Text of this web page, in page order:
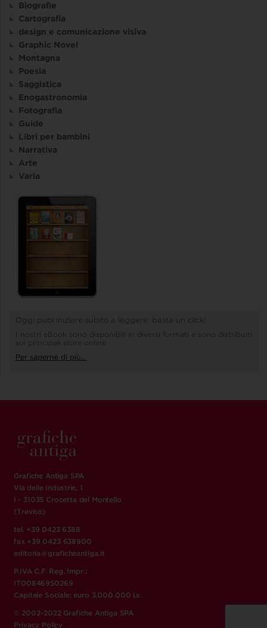
Biografie
Cartografia
design e comunicazione visiva
Graphic Novel
Montagna
Poesia
Saggistica
Enogastronomia
Fotografia
Guide
Libri per bambini
Narrativa
Arte
Varia
Oggi puoi iniziare subito a leggere: basta un click!
I nostri eBook sono disponibili in diversi formati e sono distribuiti
sui principali store online
Per saperne di più...
Grafiche Antiga SPA
Via delle Industrie, 1
I - 31035 Crocetta del Montello
(Treviso)
tel. +39 0423 6388
fax +39 0423 638900
editoria@graficheantiga.it
P.IVA C.F. Reg. Impr.:
IT00846950269
Capitale Sociale: euro 3.000.000 i.v.
© 2002-2022 Grafiche Antiga SPA
Privacy Policy